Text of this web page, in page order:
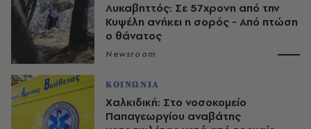
Λυκαβηττός: Σε 57χρονη από την
Κυψέλη ανήκει η σορός - Από πτώση
ο θάνατος
Newsroom
ΚΟΙΝΩΝΙΑ
Χαλκιδική: Στο νοσοκομείο
Παπαγεωργίου αναβάτης